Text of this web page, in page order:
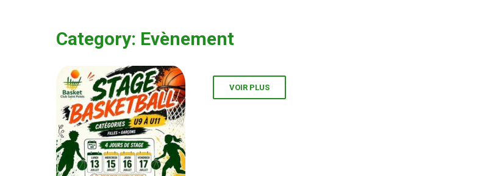
Category: Evènement
VOIR PLUS